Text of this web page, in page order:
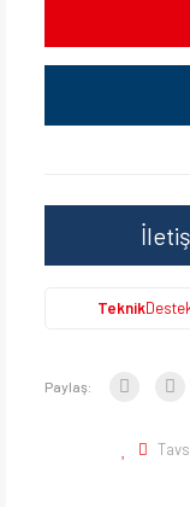
Teknik
Paylaş: